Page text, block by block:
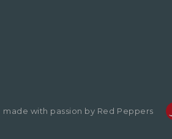
made with passion by Red Peppers